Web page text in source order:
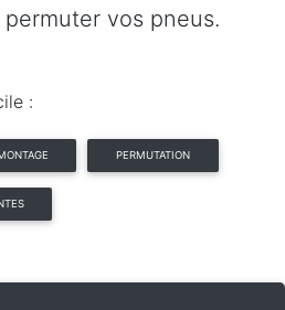
vos pneus.
:
PERMUTATION